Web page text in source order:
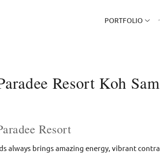
PORTFOLIO
Resort Koh
Resort
always brings amazing energy, vibrant